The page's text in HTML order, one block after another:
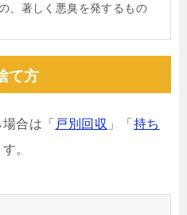
、著しく悪臭を発するもの
て方
合は「 戸別回収 」「 持ち
。